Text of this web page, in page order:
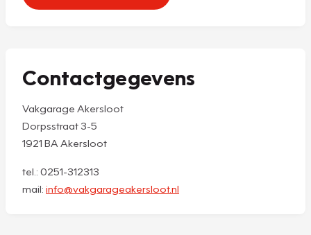
Contactgegevens
Vakgarage Akersloot
Dorpsstraat 3-5
1921 BA Akersloot
tel.: 0251-312313
mail: info@vakgarageakersloot.nl